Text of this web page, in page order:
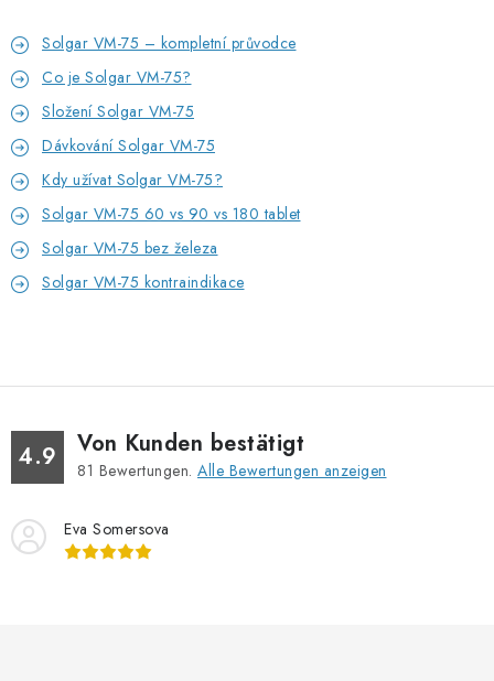
Solgar VM-75 – kompletní průvodce
Co je Solgar VM-75?
Složení Solgar VM-75
Dávkování Solgar VM-75
Kdy užívat Solgar VM-75?
Solgar VM-75 60 vs 90 vs 180 tablet
Solgar VM-75 bez železa
Solgar VM-75 kontraindikace
4.9 Von Kunden bestätigt
81 Bewertungen. Alle Bewertungen anzeigen
Eva Somersova